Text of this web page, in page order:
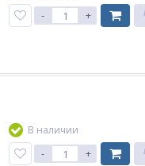
- +
В наличии
- +